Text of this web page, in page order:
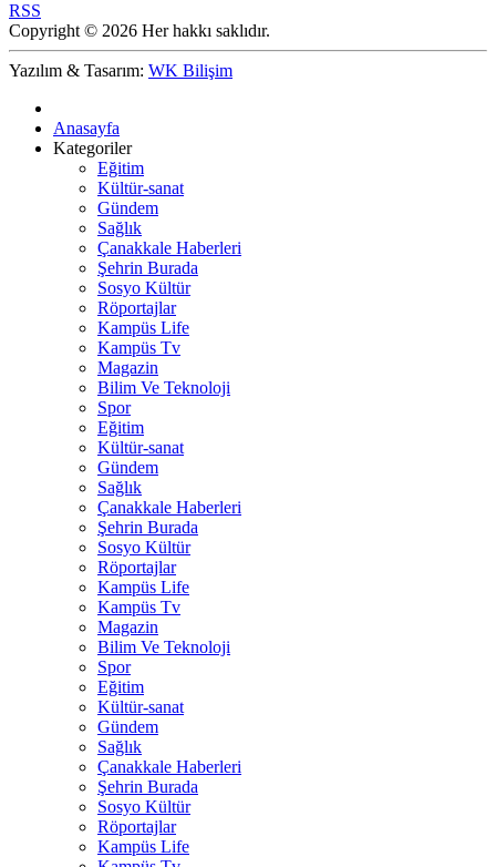
RSS
Copyright © 2026 Her hakkı saklıdır.
Yazılım & Tasarım: WK Bilişim
Anasayfa
Kategoriler
Eğitim
Kültür-sanat
Gündem
Sağlık
Çanakkale Haberleri
Şehrin Burada
Sosyo Kültür
Röportajlar
Kampüs Life
Kampüs Tv
Magazin
Bilim Ve Teknoloji
Spor
Eğitim
Kültür-sanat
Gündem
Sağlık
Çanakkale Haberleri
Şehrin Burada
Sosyo Kültür
Röportajlar
Kampüs Life
Kampüs Tv
Magazin
Bilim Ve Teknoloji
Spor
Eğitim
Kültür-sanat
Gündem
Sağlık
Çanakkale Haberleri
Şehrin Burada
Sosyo Kültür
Röportajlar
Kampüs Life